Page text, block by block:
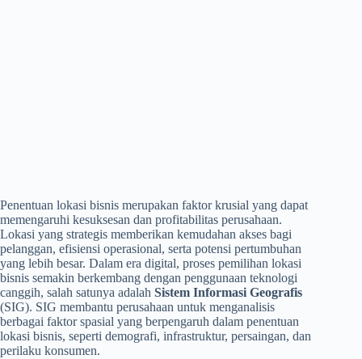
Penentuan lokasi bisnis merupakan faktor krusial yang dapat
memengaruhi kesuksesan dan profitabilitas perusahaan.
Lokasi yang strategis memberikan kemudahan akses bagi
pelanggan, efisiensi operasional, serta potensi pertumbuhan
yang lebih besar. Dalam era digital, proses pemilihan lokasi
bisnis semakin berkembang dengan penggunaan teknologi
canggih, salah satunya adalah Sistem Informasi Geografis
(SIG). SIG membantu perusahaan untuk menganalisis
berbagai faktor spasial yang berpengaruh dalam penentuan
lokasi bisnis, seperti demografi, infrastruktur, persaingan, dan
perilaku konsumen.